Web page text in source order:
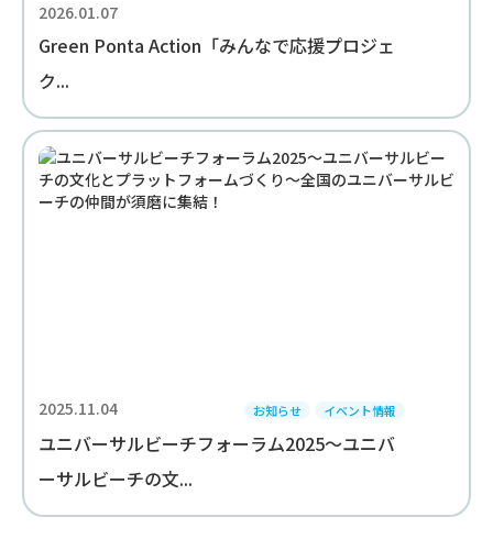
2026.01.07
Green Ponta Action「みんなで応援プロジェ
ク...
2025.11.04 お知らせ イベント情報
ユニバーサルビーチフォーラム2025～ユニバ
ーサルビーチの文...